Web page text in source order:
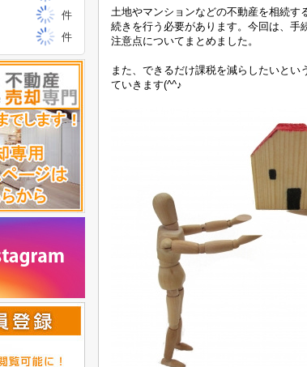
土地やマンションなどの不動産を相続す
続きを行う必要があります。今回は、手
注意点についてまとめました。
また、できるだけ課税を減らしたいとい
ていきます(^^♪
件
件